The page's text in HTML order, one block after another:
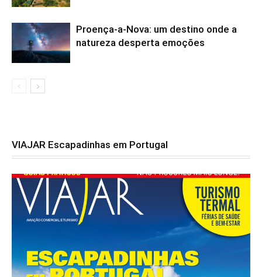
Proença-a-Nova: um destino onde a
natureza desperta emoções
VIAJAR Escapadinhas em Portugal